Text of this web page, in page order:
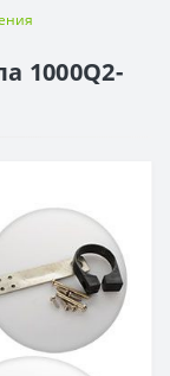
1000Q2-